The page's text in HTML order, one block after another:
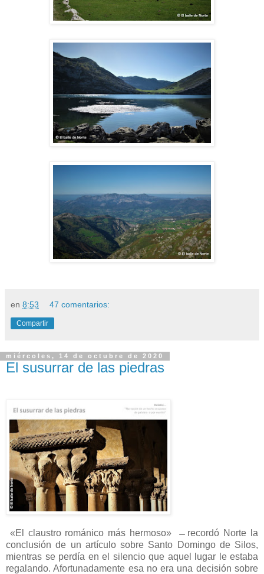
en 8:53 47 comentarios:
Compartir
miércoles, 14 de octubre de 2020
El susurrar de las piedras
«El claustro románico más hermoso» ̶̶ recordó Norte la
conclusión de un artículo sobre Santo Domingo de Silos,
mientras se perdía en el silencio que aquel lugar le estaba
regalando. Afortunadamente esa no era una decisión sobre